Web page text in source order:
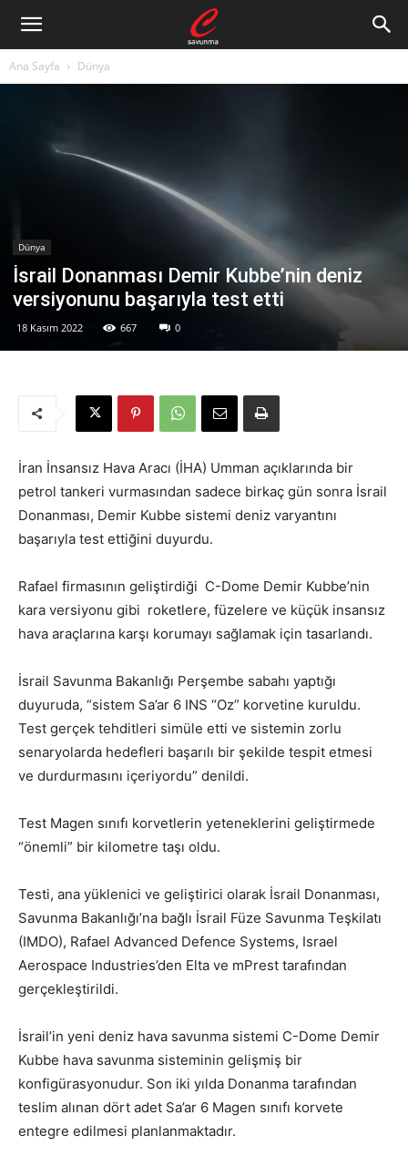
Ana Sayfa Dünya
Dünya
İsrail Donanması Demir Kubbe’nin deniz
versiyonunu başarıyla test etti
18 Kasım 2022 667 0
İran İnsansız Hava Aracı (İHA) Umman açıklarında bir
petrol tankeri vurmasından sadece birkaç gün sonra İsrail
Donanması, Demir Kubbe sistemi deniz varyantını
başarıyla test ettiğini duyurdu.
Rafael firmasının geliştirdiği C-Dome Demir Kubbe’nin
kara versiyonu gibi roketlere, füzelere ve küçük insansız
hava araçlarına karşı korumayı sağlamak için tasarlandı.
İsrail Savunma Bakanlığı Perşembe sabahı yaptığı
duyuruda, “sistem Sa’ar 6 INS “Oz” korvetine kuruldu.
Test gerçek tehditleri simüle etti ve sistemin zorlu
senaryolarda hedefleri başarılı bir şekilde tespit etmesi
ve durdurmasını içeriyordu” denildi.
Test Magen sınıfı korvetlerin yeteneklerini geliştirmede
“önemli” bir kilometre taşı oldu.
Testi, ana yüklenici ve geliştirici olarak İsrail Donanması,
Savunma Bakanlığı’na bağlı İsrail Füze Savunma Teşkilatı
(IMDO), Rafael Advanced Defence Systems, Israel
Aerospace Industries’den Elta ve mPrest tarafından
gerçekleştirildi.
İsrail’in yeni deniz hava savunma sistemi C-Dome Demir
Kubbe hava savunma sisteminin gelişmiş bir
konfigürasyonudur. Son iki yılda Donanma tarafından
teslim alınan dört adet Sa’ar 6 Magen sınıfı korvete
entegre edilmesi planlanmaktadır.